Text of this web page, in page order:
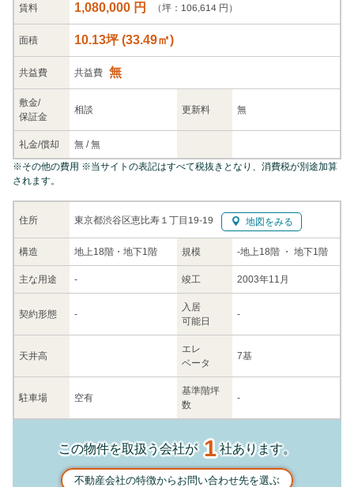
賃料 1,080,000 円 （坪：106,614 円）
面積 10.13坪(33.49㎡)
共益費 共益費 無
敷金/
保証金
相談 更新料 無
礼金/償却 無 /無
住所 東京都渋谷区恵比寿１丁目19-19 地図をみる
構造 地上18階・地下1階 規模 -地上18階 ・ 地下1階
主な用途 - 竣工 2003年11月
契約形態 -
入居
可能日
-
天井高
エレ
ベータ
7基
駐車場 空有
基準階坪
数
-
※その他の費用 ※当サイトの表記はすべて税抜きとなり、消費税が別途加算
されます。
この物件を取扱う会社が1社あります。
不動産会社の特徴からお問い合わせ先を選ぶ